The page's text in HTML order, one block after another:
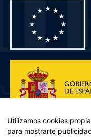
Utilizamos cookies
para mostrarte